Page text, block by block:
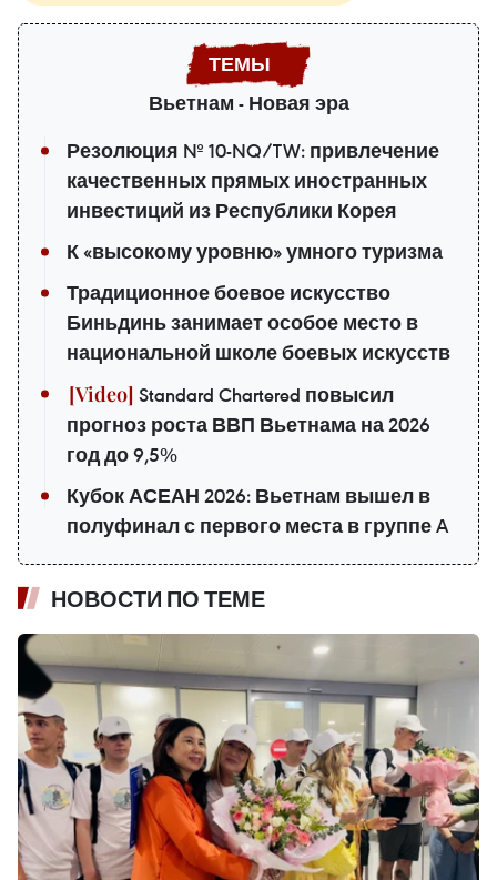
Вьетнам - Новая эра
Резолюция № 10-NQ/TW: привлечение
качественных прямых иностранных
инвестиций из Республики Корея
К «высокому уровню» умного туризма
Традиционное боевое искусство
Биньдинь занимает особое место в
национальной школе боевых искусств
Standard Chartered повысил
прогноз роста ВВП Вьетнама на 2026
год до 9,5%
Кубок АСЕАН 2026: Вьетнам вышел в
полуфинал с первого места в группе A
НОВОСТИ ПО ТЕМЕ